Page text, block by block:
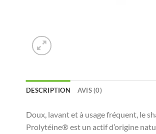
DESCRIPTION AVIS (0)
Doux, lavant et à usage fréquent, le
Prolytéine® est un actif d’origine